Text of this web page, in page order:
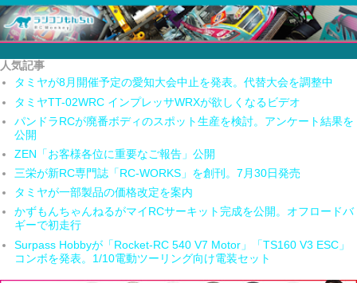
人気記事
タミヤが8月開催予定の愛知大会中止を発表。代替大会を調整中
タミヤTT-02WRC インプレッサWRXが欲しくなるビデオ
パンドラRCが廃番ボディのスポット生産を検討。アンケート結果を
公開
ZEN「お客様各位に重要なご報告」公開
三栄が新RC専門誌「RC-WORKS」を創刊。7月30日発売
タミヤが一部製品の価格改定を案内
かずもんちゃんねるがマイRCサーキット完成を公開。オフロードバ
ギーで初走行
Surpass Hobbyが「Rocket-RC 540 V7 Motor」「TS160 V3 ESC」
コンボを発表。1/10電動ツーリング向け電装セット